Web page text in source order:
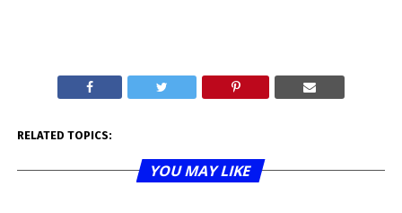
RELATED TOPICS:
YOU MAY LIKE